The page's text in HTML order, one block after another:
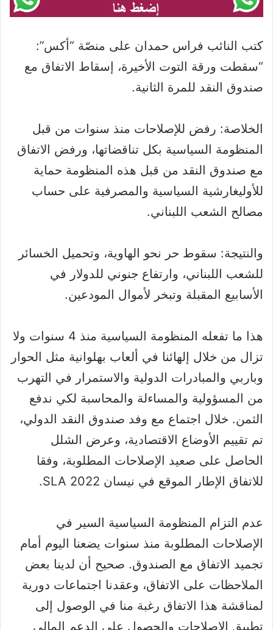
كتب النائب فراس حمدان على منصّة “أكس”:
“‏سقطت ورقة التوت الأخيرة، إسقاط الاتفاق مع
صندوق النقد للمرة الثانية.
الخلاصة: رفض للإصلاحات منذ سنوات من قبل
المنظومة السياسية بكل تناقضاتها، ورفض الاتفاق
مع صندوق النقد من قبل هذه المنظومة حماية
للأوليغارشية السياسية والمصرفية على حساب
مصالح الشعب اللبناني.
والنتيجة: سقوط حر نحو الهاوية، وتحميل الخسائر
للشعب اللبناني، وارتفاع جنوني للدولار في
الأسابيع المقبلة وتبخر لأموال المودعين.
هذا ما تفعله المنظومة السياسية منذ 4 سنوات ولا
تزال من خلال إلهائنا في ألعاب بهلوانية مثل الحوار
وباربي والمبادرات الدولية والاستمرار في التهرب
من المسؤولية والمساءلة والمحاسبة لكي ندفع
الثمن. خلال اجتماع مع وفد صندوق النقد الدولي،
تم تقييم الأوضاع الاقتصادية، وعرض الشلل
الحاصل على صعيد الإصلاحات المطلوبة، وفقا
للاتفاق الإطار الموقع في نيسان 2022 SLA.
عدم التزام المنظومة السياسية السير في
الإصلاحات المطلوبة منذ سنوات يضعنا اليوم أمام
تجميد الاتفاق مع الصندوق. صحيح أن لدينا بعض
الملاحظات على الاتفاق، وعقدنا اجتماعات دورية
لمناقشة هذا الاتفاق رغبة منا في الوصول إلى
تطبيق الإصلاحات والحصول على الدعم المالي